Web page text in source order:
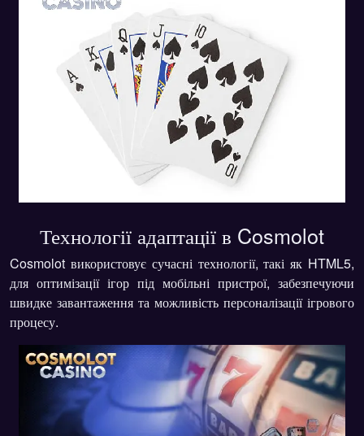
Технології адаптації в Cosmolot
Cosmolot використовує сучасні технології, такі як HTML5,
для оптимізації ігор під мобільні пристрої, забезпечуючи
швидке завантаження та можливість персоналізації ігрового
процесу.